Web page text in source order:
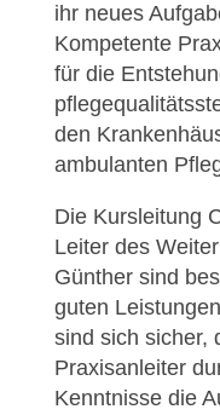
ihr neues
Kompetente
für die
den
ambulanten
Die Kursleitung
Leiter des
Günther sind
guten
sind sich sicher,
Praxisanleiter
Kenntnisse die